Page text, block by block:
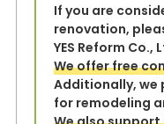
If you are
renovation,
YES Reform Co.,
We offer free
Additionally, we
for remodeling